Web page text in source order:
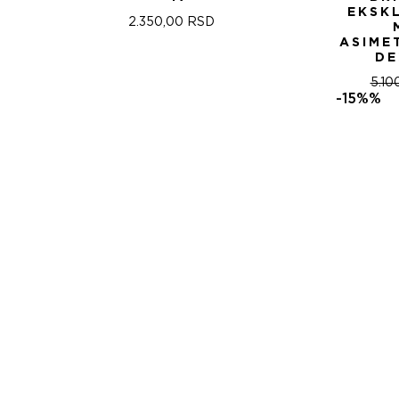
2.350,00 RSD
-15%%